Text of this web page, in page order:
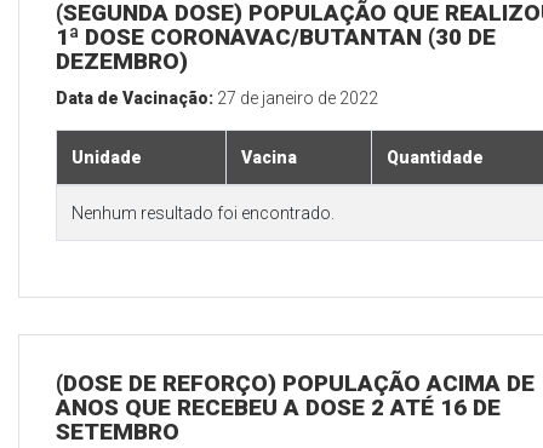
(SEGUNDA DOSE) POPULAÇÃO QUE
1ª DOSE CORONAVAC/BUTANTAN (30 DE
DEZEMBRO)
Data de Vacinação: 27 de janeiro de 2022
Unidade Vacina Quantidade
Nenhum resultado foi encontrado.
(DOSE DE REFORÇO) POPULAÇÃO ACIMA DE
ANOS QUE RECEBEU A DOSE 2 ATÉ 16 DE
SETEMBRO